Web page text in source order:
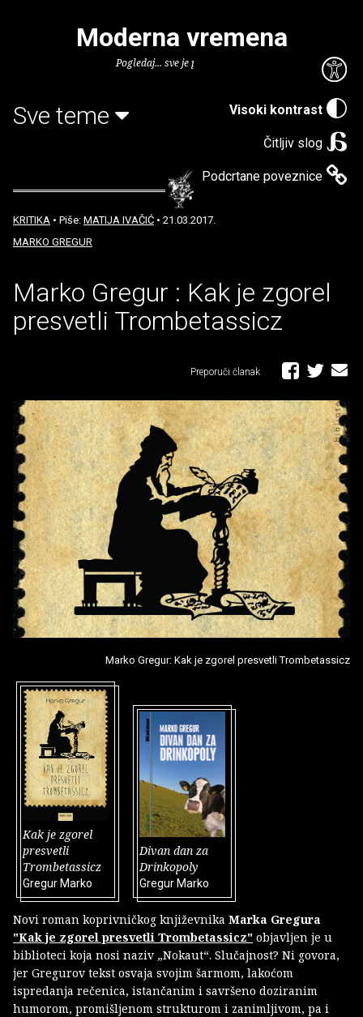
Visoki kontrast
Čitljiv slog
Podcrtane poveznice
Moderna vremena
Pogledaj... sve je puno knjiga.
Sve teme
KRITIKA • Piše: MATIJA IVAČIĆ • 21.03.2017.
MARKO GREGUR
Marko Gregur : Kak je zgorel
presvetli Trombetassicz
Preporuči članak
Marko Gregur: Kak je zgorel presvetli Trombetassicz
Kak je zgorel
presvetli
Trombetassicz
Gregur Marko
Divan dan za
Drinkopoly
Gregur Marko
Novi roman koprivničkog književnika Marka Gregura
"Kak je zgorel presvetli Trombetassicz" objavljen je u
biblioteci koja nosi naziv „Nokaut“. Slučajnost? Ni govora,
jer Gregurov tekst osvaja svojim šarmom, lakoćom
ispredanja rečenica, istančanim i savršeno doziranim
humorom, promišljenom strukturom i zanimljivom, pa i